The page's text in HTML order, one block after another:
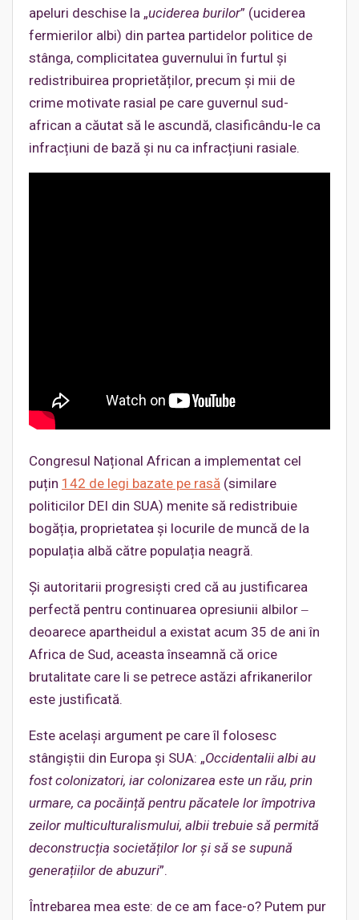
apeluri deschise la „uciderea burilor” (uciderea
fermierilor albi) din partea partidelor politice de
stânga, complicitatea guvernului în furtul și
redistribuirea proprietăților, precum și mii de
crime motivate rasial pe care guvernul sud-
african a căutat să le ascundă, clasificându-le ca
infracțiuni de bază și nu ca infracțiuni rasiale.
Congresul Național African a implementat cel
puțin 142 de legi bazate pe rasă (similare
politicilor DEI din SUA) menite să redistribuie
bogăția, proprietatea și locurile de muncă de la
populația albă către populația neagră.
Și autoritarii progresişti cred că au justificarea
perfectă pentru continuarea opresiunii albilor ‒
deoarece apartheidul a existat acum 35 de ani în
Africa de Sud, aceasta înseamnă că orice
brutalitate care li se petrece astăzi afrikanerilor
este justificată.
Este același argument pe care îl folosesc
stângiștii din Europa și SUA: „Occidentalii albi au
fost colonizatori, iar colonizarea este un rău, prin
urmare, ca pocăință pentru păcatele lor împotriva
zeilor multiculturalismului, albii trebuie să permită
deconstrucția societăților lor și să se supună
generațiilor de abuzuri”.
Întrebarea mea este: de ce am face-o? Putem pur